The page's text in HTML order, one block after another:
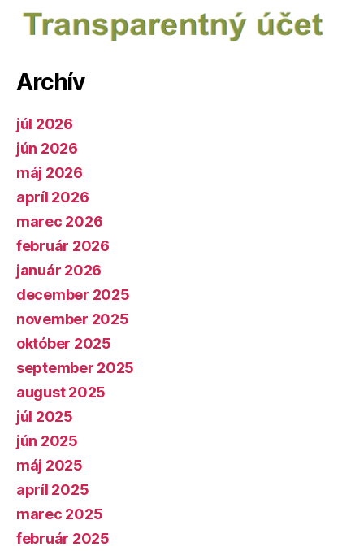
Archív
júl 2026
jún 2026
máj 2026
apríl 2026
marec 2026
február 2026
január 2026
december 2025
november 2025
október 2025
september 2025
august 2025
júl 2025
jún 2025
máj 2025
apríl 2025
marec 2025
február 2025